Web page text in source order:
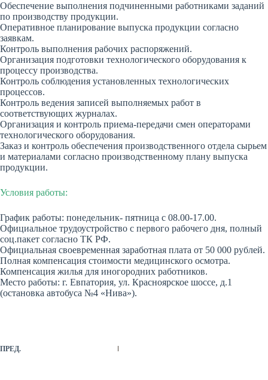
Обеспечение выполнения подчиненными работниками заданий
по производству продукции.
Оперативное планирование выпуска продукции согласно
заявкам.
Контроль выполнения рабочих распоряжений.
Организация подготовки технологического оборудования к
процессу производства.
Контроль соблюдения установленных технологических
процессов.
Контроль ведения записей выполняемых работ в
соответствующих журналах.
Организация и контроль приема-передачи смен операторами
технологического оборудования.
Заказ и контроль обеспечения производственного отдела сырьем
и материалами согласно производственному плану выпуска
продукции.
Условия работы:
График работы: понедельник- пятница с 08.00-17.00.
Официальное трудоустройство с первого рабочего дня, полный
соц.пакет согласно ТК РФ.
Официальная своевременная заработная плата от 50 000 рублей.
Полная компенсация стоимости медицинского осмотра.
Компенсация жилья для иногородних работников.
Место работы: г. Евпатория, ул. Красноярское шоссе, д.1
(остановка автобуса №4 «Нива»).
ПРЕД.